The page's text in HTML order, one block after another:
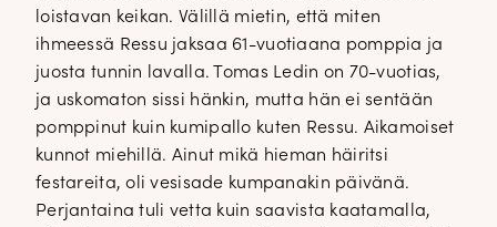
loistavan keikan. Välillä mietin, että miten
ihmeessä Ressu jaksaa 61-vuotiaana pomppia ja
juosta tunnin lavalla. Tomas Ledin on 70-vuotias,
ja uskomaton sissi hänkin, mutta hän ei sentään
pomppinut kuin kumipallo kuten Ressu. Aikamoiset
kunnot miehillä. Ainut mikä hieman häiritsi
festareita, oli vesisade kumpanakin päivänä.
Perjantaina tuli vetta kuin saavista kaatamalla,